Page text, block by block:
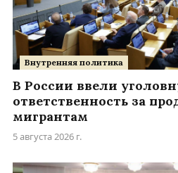
Внутренняя политика
В России ввели
ответственность за
мигрантам
5 августа 2026 г.